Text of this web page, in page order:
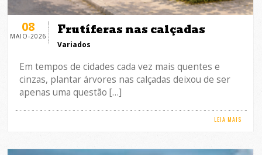
08
MAIO-2026 Frutíferas nas calçadas
Variados
Em tempos de cidades cada vez mais quentes e
cinzas, plantar árvores nas calçadas deixou de ser
apenas uma questão […]
LEIA MAIS